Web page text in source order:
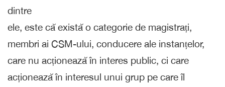
dintre
ele, este că există o categorie de magistrați,
membri ai CSM-ului, conducere ale instanțelor,
care nu acționează în interes public, ci care
acționează în interesul unui grup pe care îl